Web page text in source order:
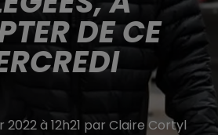
DE CE
2022 à 12h21 par Claire Cortyl